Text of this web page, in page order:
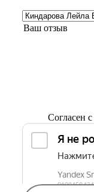
Согласен с